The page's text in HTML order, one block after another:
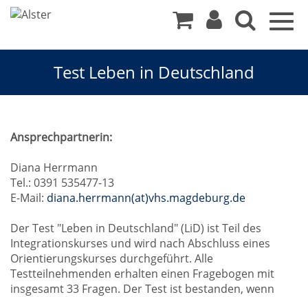
Test Leben in Deutschland
Test
Leben
in
Deutschland
Ansprechpartnerin:
Diana Herrmann
Tel.: 0391 535477-13
E-Mail: diana.herrmann(at)vhs.magdeburg.de
Der Test "Leben in Deutschland" (LiD) ist Teil des
Integrationskurses und wird nach Abschluss eines
Orientierungskurses durchgeführt. Alle
Testteilnehmenden erhalten einen Fragebogen mit
insgesamt 33 Fragen. Der Test ist bestanden, wenn